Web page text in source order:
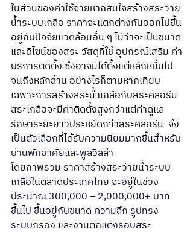
ในส่วนของค่าใช้จ่ายหากสนใจสร้างสระว่าย
น้ำระบบเกลือ ราคาจะแตกต่างกันออกไปขึ้น
อยู่กับปัจจัยแวดล้อมอื่น ๆ ไม่ว่าจะเป็นขนาด
และดีไซน์ของสระ วัสดุที่ใช้ อุปกรณ์เสริม ค่า
บริการติดตั้ง ซึ่งอาจมีได้ตั้งแต่หลักหมื่นไป
จนถึงหลักล้าน อย่างไรก็ตามหากเทียบ
เฉพาะการสร้างสระน้ำเกลือกับสระคลอรีน
สระเกลือจะมีค่าติดตั้งสูงกว่าแต่ค่าดูแล
รักษาระยะยาวประหยัดกว่าสระคลอรีน จึง
เป็นตัวเลือกที่ได้รับความนิยมมากขึ้นสำหรับ
บ้านพักอาศัยและพูลวิลล่า
โดยภาพรวม ราคาสร้างสระว่ายน้ำระบบ
เกลือในตลาดประเทศไทย จะอยู่ในช่วง
ประมาณ 300,000 – 2,000,000+ บาท
ขึ้นไป ขึ้นอยู่กับขนาด ความลึก รูปทรง
ระบบกรอง และงานตกแต่งรอบสระ